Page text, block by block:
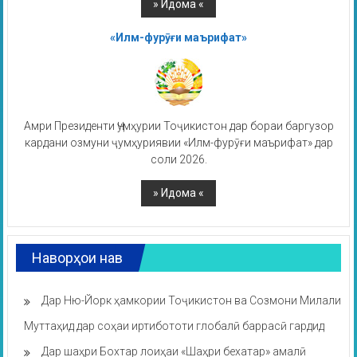
«Илм-фурӯғи маърифат»
Амри Президенти Ҷумҳурии Тоҷикистон дар бораи баргузор
кардани озмуни ҷумҳуриявии «Илм-фурӯғи маърифат» дар
соли 2026.
Наворҳои нав
Дар Ню-Йорк ҳамкории Тоҷикистон ва Созмони Милали
Муттаҳид дар соҳаи иртибототи глобалӣ баррасӣ гардид
Дар шаҳри Бохтар лоиҳаи «Шаҳри бехатар» амалӣ